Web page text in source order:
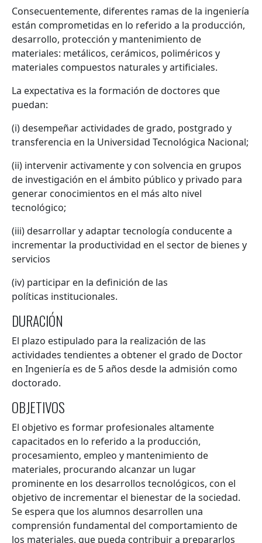
Consecuentemente, diferentes ramas de la ingeniería
están comprometidas en lo referido a la producción,
desarrollo, protección y mantenimiento de
materiales: metálicos, cerámicos, poliméricos y
materiales compuestos naturales y artificiales.
La expectativa es la formación de doctores que
puedan:
(i) desempeñar actividades de grado, postgrado y
transferencia en la Universidad Tecnológica Nacional;
(ii) intervenir activamente y con solvencia en grupos
de investigación en el ámbito público y privado para
generar conocimientos en el más alto nivel
tecnológico;
(iii) desarrollar y adaptar tecnología conducente a
incrementar la productividad en el sector de bienes y
servicios
(iv) participar en la definición de las
políticas institucionales.
DURACIÓN
El plazo estipulado para la realización de las
actividades tendientes a obtener el grado de Doctor
en Ingeniería es de 5 años desde la admisión como
doctorado.
OBJETIVOS
El objetivo es formar profesionales altamente
capacitados en lo referido a la producción,
procesamiento, empleo y mantenimiento de
materiales, procurando alcanzar un lugar
prominente en los desarrollos tecnológicos, con el
objetivo de incrementar el bienestar de la sociedad.
Se espera que los alumnos desarrollen una
comprensión fundamental del comportamiento de
los materiales, que pueda contribuir a prepararlos